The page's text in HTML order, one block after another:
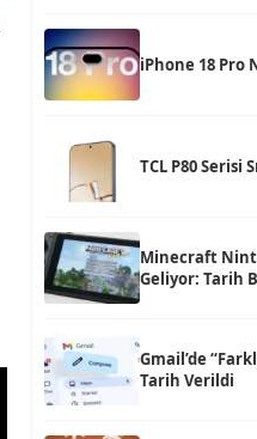
iPhone 18 Pro
TCL P80 Serisi
Minecraft
Geliyor: Tarih
Gmail’de
Tarih Verildi